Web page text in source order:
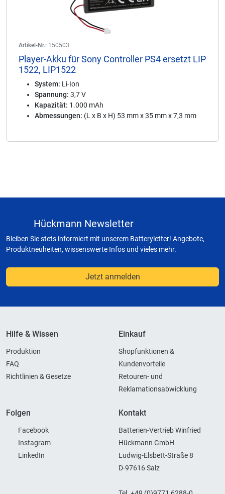
Artikel-Nr.: 150503
Player-Akku für Sony Controller PS4 ersetzt LIP
1522, LIP1522
System: Li-Ion
Spannung: 3,7 V
Kapazität: 1.000 mAh
Abmessungen: (L x B x H) 53 mm x 35 mm x 7,3 mm
Hückmann Newsletter
Bleiben Sie stets informiert mit unserem Batteryletter! Angebote,
Produktneuheiten, wissenswerte Infos und vieles mehr.
Jetzt anmelden
Hilfe & Wissen
Produktion
FAQ
Richtlinien & Gesetze
Einkauf
Shopfunktionen &
Kundenvorteile
Retouren- und
Reklamationsabwicklung
Folgen
Facebook
Instagram
LinkedIn
Kontakt
Batterien-Vertrieb Winfried
Hückmann GmbH
Ludwig-Elsbett-Straße 8
D-97616 Salz